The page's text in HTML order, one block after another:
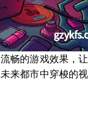
畅的游戏效果，
来都市中穿梭的视